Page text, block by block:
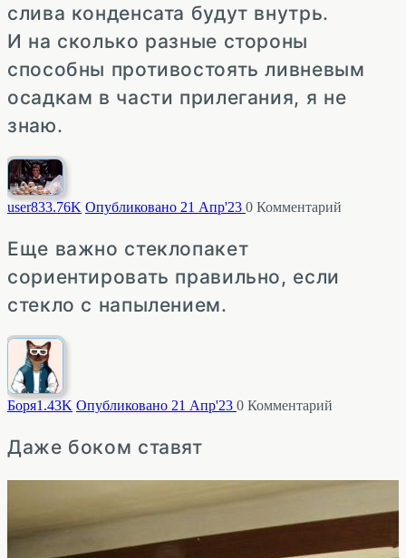
слива конденсата будут внутрь.
И на сколько разные стороны
способны противостоять ливневым
осадкам в части прилегания, я не
знаю.
user833.76K Опубликовано 21 Апр'23 0 Комментарий
Еще важно стеклопакет
сориентировать правильно, если
стекло с напылением.
Боря1.43K Опубликовано 21 Апр'23 0 Комментарий
Даже боком ставят